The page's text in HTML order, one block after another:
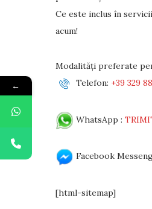
Ce este inclus în
acum!
Modalități preferate
Telefon: +39 329
WhatsApp :
Facebook
[html-sitemap]
←